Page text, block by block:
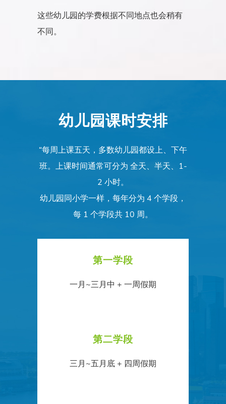
这些幼儿园的学费根据不同地点也会稍有
不同。
幼儿园课时安排
“每周上课五天，多数幼儿园都设上、下午
班。上课时间通常可分为 全天、半天、1-
2 小时。
幼儿园同小学一样，每年分为 4 个学段，
每 1 个学段共 10 周。
第一学段
一月~三月中 + 一周假期
第二学段
三月~五月底 + 四周假期